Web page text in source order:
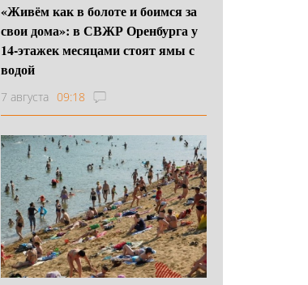
«Живём как в болоте и боимся за
свои дома»: в СВЖР Оренбурга у
14-этажек месяцами стоят ямы с
водой
7 августа 09:18